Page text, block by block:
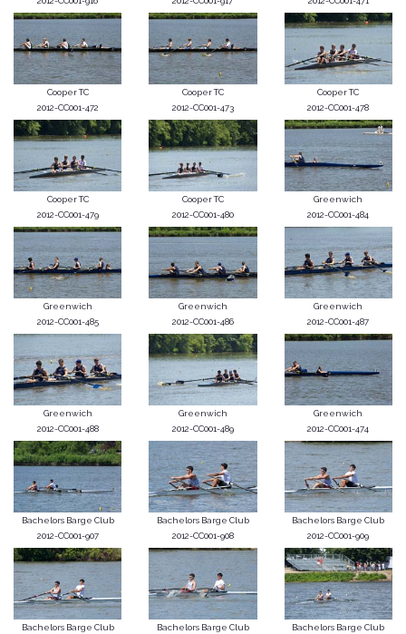
Cooper TC
2012-CC001-472
Cooper TC
2012-CC001-473
Cooper TC
2012-CC001-478
Cooper TC
2012-CC001-479
Cooper TC
2012-CC001-480
Greenwich
2012-CC001-484
Greenwich
2012-CC001-485
Greenwich
2012-CC001-486
Greenwich
2012-CC001-487
Greenwich
2012-CC001-488
Greenwich
2012-CC001-489
Greenwich
2012-CC001-474
Bachelors Barge Club
2012-CC001-907
Bachelors Barge Club
2012-CC001-908
Bachelors Barge Club
2012-CC001-909
Bachelors Barge Club
Bachelors Barge Club
Bachelors Barge Club